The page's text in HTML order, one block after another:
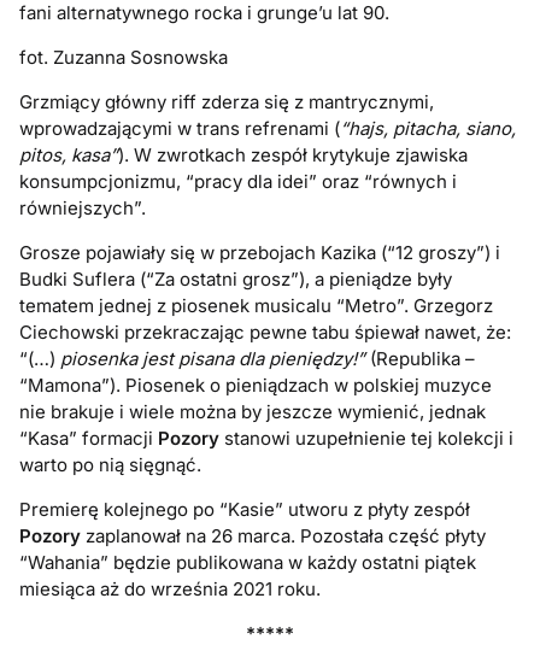
fani alternatywnego rocka i grunge’u lat 90.
fot. Zuzanna Sosnowska
Grzmiący główny riff zderza się z mantrycznymi,
wprowadzającymi w trans refrenami (“hajs, pitacha, siano,
pitos, kasa”). W zwrotkach zespół krytykuje zjawiska
konsumpcjonizmu, “pracy dla idei” oraz “równych i
równiejszych”.
Grosze pojawiały się w przebojach Kazika (“12 groszy”) i
Budki Suflera (“Za ostatni grosz”), a pieniądze były
tematem jednej z piosenek musicalu “Metro”. Grzegorz
Ciechowski przekraczając pewne tabu śpiewał nawet, że:
“(…) piosenka jest pisana dla pieniędzy!”(Republika –
“Mamona”). Piosenek o pieniądzach w polskiej muzyce
nie brakuje i wiele można by jeszcze wymienić, jednak
“Kasa” formacji Pozory stanowi uzupełnienie tej kolekcji i
warto po nią sięgnąć.
Premierę kolejnego po “Kasie” utworu z płyty zespół
Pozory zaplanował na 26 marca. Pozostała część płyty
“Wahania” będzie publikowana w każdy ostatni piątek
miesiąca aż do września 2021 roku.
*****